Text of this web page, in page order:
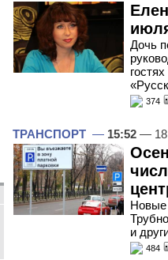
Дочь
374
ТРАНСПОРТ — 15:52 —
Новые
и
484